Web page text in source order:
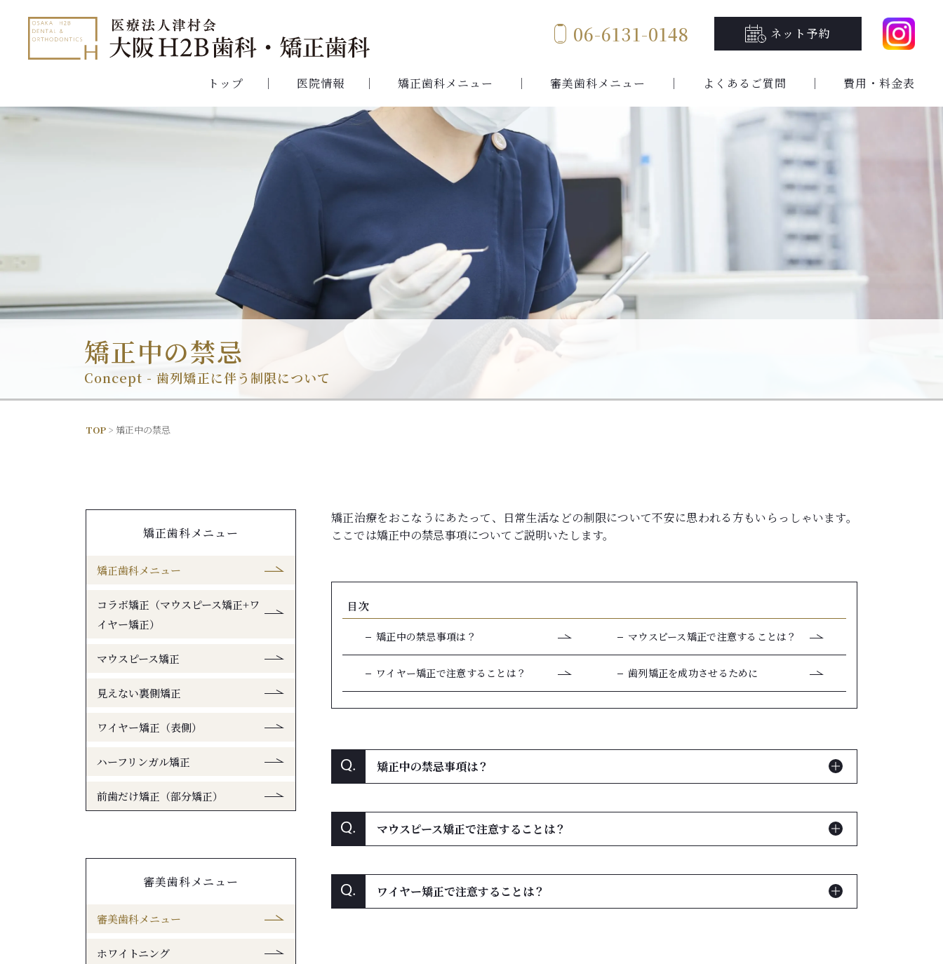
06-6131-0148 ネット予約
トップ 医院情報 矯正歯科メニュー 審美歯科メニュー よくあるご質問 費用・料金表
矯正中の禁忌
Concept -歯列矯正に伴う制限について
TOP 矯正中の禁忌
矯正治療をおこなうにあたって、日常生活などの制限について不安に思われる方もいらっしゃいます。
ここでは矯正中の禁忌事項についてご説明いたします。
目次
矯正中の禁忌事項は？ マウスピース矯正で注意することは？
ワイヤー矯正で注意することは？ 歯列矯正を成功させるために
矯正中の禁忌事項は？
マウスピース矯正で注意することは？
ワイヤー矯正で注意することは？
矯正歯科メニュー
矯正歯科メニュー
コラボ矯正（マウスピース矯正+ワ
イヤー矯正）
マウスピース矯正
見えない裏側矯正
ワイヤー矯正（表側）
ハーフリンガル矯正
前歯だけ矯正（部分矯正）
審美歯科メニュー
審美歯科メニュー
ホワイトニング